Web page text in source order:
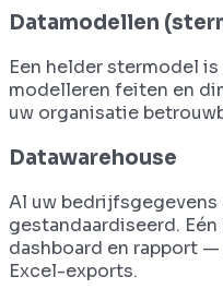
Datamodellen
Een helder stermodel
modelleren feiten en
uw organisatie
Datawarehouse
Al uw bedrijfsgegevens
gestandaardiseerd.
dashboard en rapport
Excel-exports.